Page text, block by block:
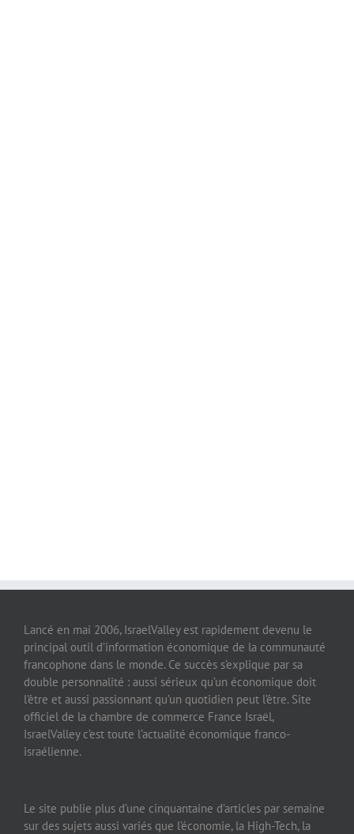
Lancé en mai 2006, IsraelValley est rapidement devenu le
principal outil d’information économique de la communauté
francophone dans le monde. Ce succès s’explique par sa
double personnalité : aussi sérieux qu’un économique doit
l’être et aussi passionnant qu’un quotidien peut l’être. Site
officiel de la chambre de commerce France Israël,
IsraelValley c’est toute l’actualité économique franco-
israélienne.
Le site publie plus d’une cinquantaine d’articles par semaine
sur des sujets aussi variés que l’économie, la High-Tech, la